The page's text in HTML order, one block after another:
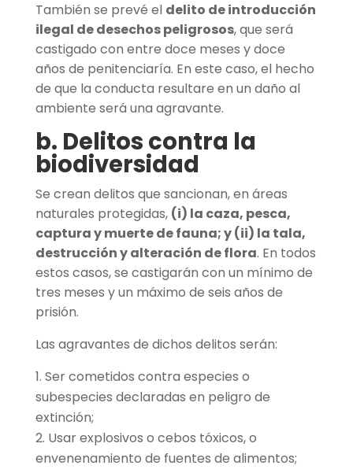
También se prevé el delito de introducción
ilegal de desechos peligrosos, que será
castigado con entre doce meses y doce
años de penitenciaría. En este caso, el hecho
de que la conducta resultare en un daño al
ambiente será una agravante.
b. Delitos contra la
biodiversidad
Se crean delitos que sancionan, en áreas
naturales protegidas, (i) la caza, pesca,
captura y muerte de fauna; y (ii) la tala,
destrucción y alteración de flora. En todos
estos casos, se castigarán con un mínimo de
tres meses y un máximo de seis años de
prisión.
Las agravantes de dichos delitos serán:
Ser cometidos contra especies o
subespecies declaradas en peligro de
extinción;
Usar explosivos o cebos tóxicos, o
envenenamiento de fuentes de alimentos;